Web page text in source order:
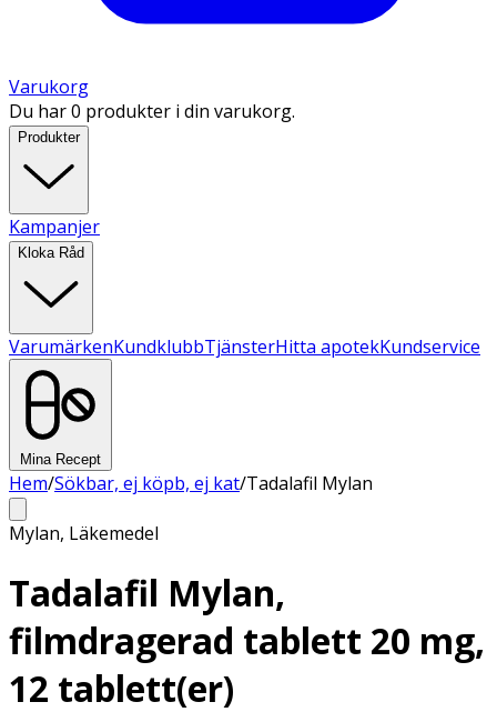
Varukorg
Du har 0 produkter i din varukorg.
Produkter
Kampanjer
Kloka Råd
VarumärkenKundklubbTjänsterHitta apotekKundservice
Mina Recept
Hem/Sökbar, ej köpb, ej kat/Tadalafil Mylan
Mylan, Läkemedel
Tadalafil Mylan,
filmdragerad tablett 20 mg,
12 tablett(er)